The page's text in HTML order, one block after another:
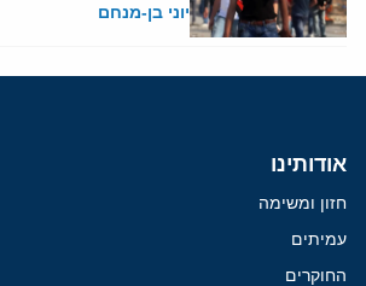
יוני בן-מנחם
אודותינו
חזון ומשימה
עמיתים
החוקרים